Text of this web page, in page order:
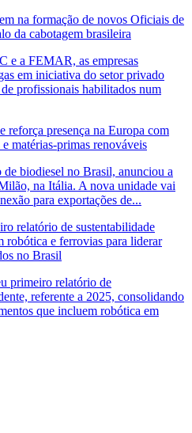
na formação de novos Oficiais de
da cabotagem brasileira
e a FEMAR, as empresas
em iniciativa do setor privado
de profissionais habilitados num
reforça presença na Europa com
matérias-primas renováveis
biodiesel no Brasil, anunciou a
na Itália. A nova unidade vai
para exportações de...
relatório de sustentabilidade
robótica e ferrovias para liderar
no Brasil
primeiro relatório de
referente a 2025, consolidando
que incluem robótica em